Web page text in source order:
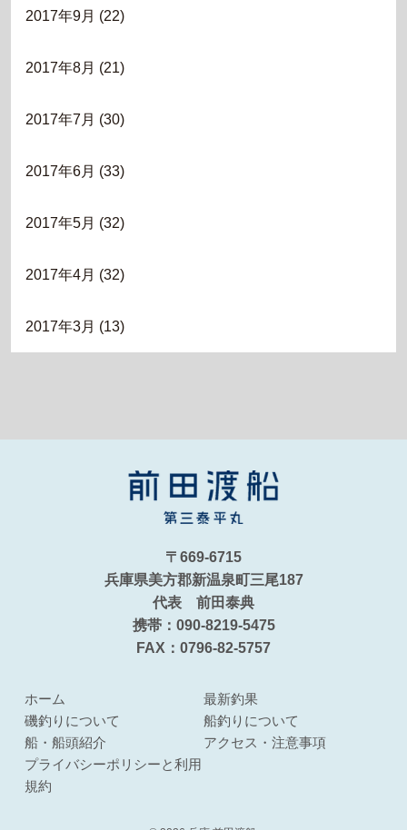
2017年9月 (22)
2017年8月 (21)
2017年7月 (30)
2017年6月 (33)
2017年5月 (32)
2017年4月 (32)
2017年3月 (13)
〒669-6715
兵庫県美方郡新温泉町三尾187
代表 前田泰典
携帯：090-8219-5475
FAX：0796-82-5757
ホーム
最新釣果
磯釣りについて
船釣りについて
船・船頭紹介
アクセス・注意事項
プライバシーポリシーと利用
規約